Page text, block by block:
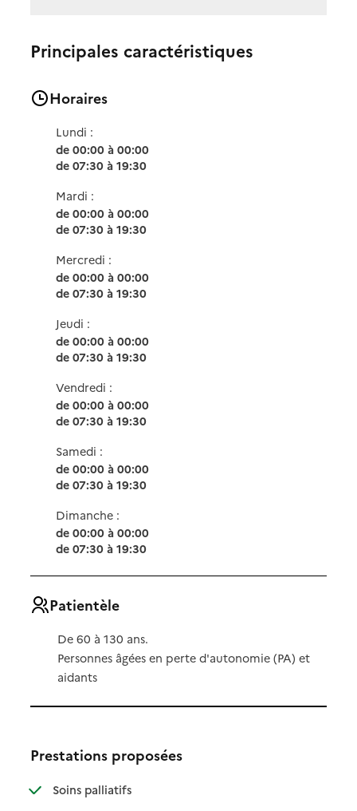
Principales caractéristiques
Horaires
Lundi :
de 00:00 à 00:00
de 07:30 à 19:30
Mardi :
de 00:00 à 00:00
de 07:30 à 19:30
Mercredi :
de 00:00 à 00:00
de 07:30 à 19:30
Jeudi :
de 00:00 à 00:00
de 07:30 à 19:30
Vendredi :
de 00:00 à 00:00
de 07:30 à 19:30
Samedi :
de 00:00 à 00:00
de 07:30 à 19:30
Dimanche :
de 00:00 à 00:00
de 07:30 à 19:30
Patientèle
De 60 à 130 ans.
Personnes âgées en perte d'autonomie (PA) et
aidants
Prestations proposées
Soins palliatifs: disponible
: non disponible